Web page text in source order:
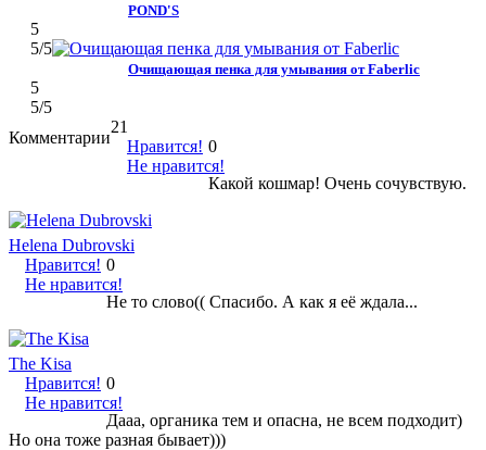
POND'S
5
5/5
Очищающая пенка для умывания от Faberlic
5
5/5
Комментарии
21
Нравится!
Не нравится!
0
Какой кошмар! Очень сочувствую.
Helena Dubrovski
Нравится!
Не нравится!
0
Не то слово(( Спасибо. А как я её ждала...
The Kisa
Нравится!
Не нравится!
0
Дааа, органика тем и опасна, не всем подходит)
Но она тоже разная бывает)))